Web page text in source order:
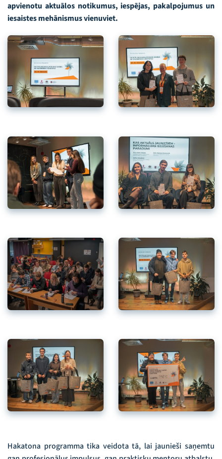
apvienotu aktuālos notikumus, iespējas, pakalpojumus un
iesaistes mehānismus vienuviet.
Hakatona programma tika veidota tā, lai jaunieši saņemtu